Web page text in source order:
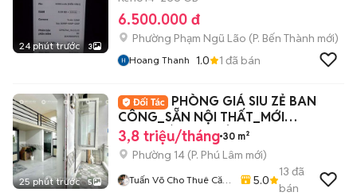
24 phút trước 3
6.500.000 đ
Phường Phạm Ngũ Lão (P. Bến Thành mới)
Hoang Thanh 1.0 1 đã bán
25 phút trước 5
PHÒNG GIÁ SIU ZẺ BAN
CÔNG_SẴN NỘI THẤT_MỚI
100%_BÀ HOM_TỈNH LỘ 10_Q6
3,8 triệu/tháng 30 m²
Phường 14 (P. Phú Lâm mới)
Tuấn Võ Cho Thuê Căn
5.0
13 đã
bán